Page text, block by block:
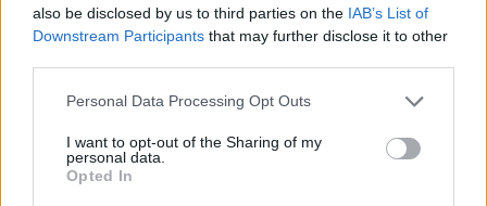
also be disclosed by us to third parties on the IAB’s List of
Downstream Participants that may further disclose it to other
Personal Data Processing Opt Outs
I want to opt-out of the Sharing of my
personal data.
Opted In